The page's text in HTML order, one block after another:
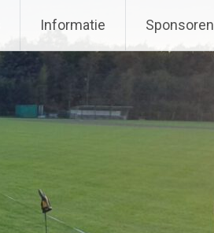
Informatie Sponsoren